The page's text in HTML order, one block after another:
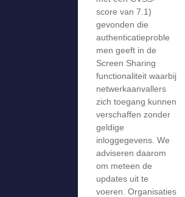
score van 7.1)
gevonden die
authenticatieproble
men geeft in de
Screen Sharing
functionaliteit waarbij
netwerkaanvallers
zich toegang kunnen
verschaffen zonder
geldige
inloggegevens. We
adviseren daarom
om meteen de
updates uit te
voeren. Organisaties